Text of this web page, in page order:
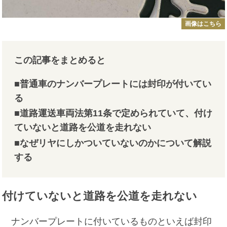
画像はこちら
この記事をまとめると
■普通車のナンバープレートには封印が付いてい
る
■道路運送車両法第11条で定められていて、付け
ていないと道路を公道を走れない
■なぜリヤにしかついていないのかについて解説
する
付けていないと道路を公道を走れない
ナンバープレートに付いているものといえば封印